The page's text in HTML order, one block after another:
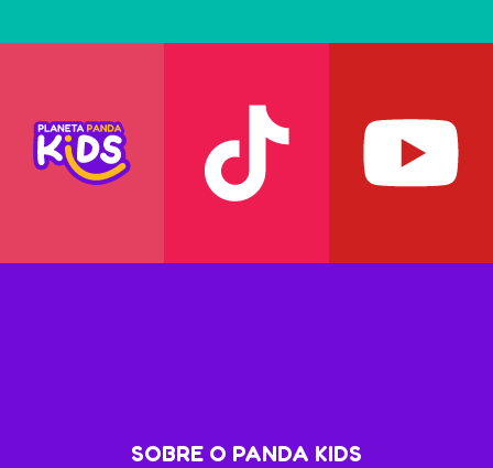
SOBRE O PANDA KIDS